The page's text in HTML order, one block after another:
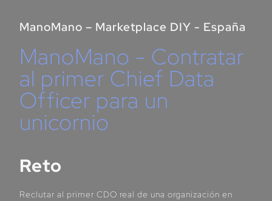
ManoMano – Marketplace DIY - España
ManoMano - Contratar
al primer Chief Data
Officer para un
unicornio
Reto
Reclutar al primer CDO real de una organización en